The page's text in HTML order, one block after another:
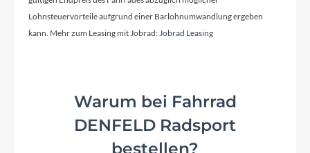
Farbe
Lohnsteuervorteile aufgrund einer Barlohnumwandlung ergeben
kann. Mehr zum Leasing mit Jobrad:Jobrad Leasing
Warum bei Fahrrad
DENFELD Radsport
bestellen?